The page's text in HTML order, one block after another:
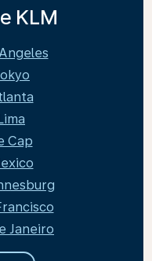
KLM
Cap
Janeiro